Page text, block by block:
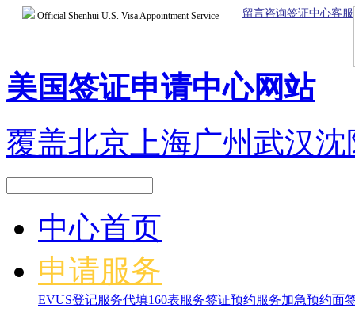
Official Shenhui U.S. Visa Appointment Service 留言咨询签证中心客服
美国签证申请中心网站
覆盖北京上海广州武汉沈
中心首页
申请服务
EVUS登记服务代填160表服务签证预约服务加急预约面